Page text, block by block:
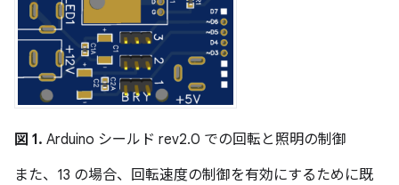
図 1. Arduino シールド rev2.0 での回転と照明の制御
また、13 の場合、回転速度の制御を有効にするために既